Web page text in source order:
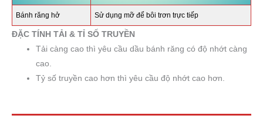
Bánh răng hở Sử dụng mỡ để bôi trơn trực tiếp
ĐẶC TÍNH TẢI & TỈ SỐ TRUYỀN
Tải càng cao thì yêu cầu dầu bánh răng có độ nhớt càng
cao.
Tỷ số truyền cao hơn thì yêu cầu độ nhớt cao hơn.